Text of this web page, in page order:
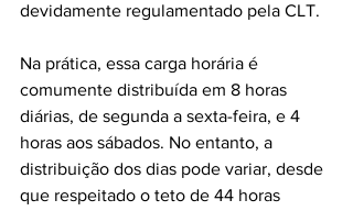
devidamente regulamentado pela CLT.
Na prática, essa carga horária é
comumente distribuída em 8 horas
diárias, de segunda a sexta-feira, e 4
horas aos sábados. No entanto, a
distribuição dos dias pode variar, desde
que respeitado o teto de 44 horas